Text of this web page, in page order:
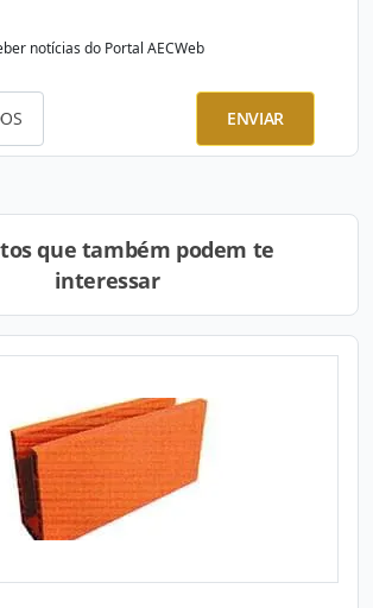
notícias do Portal AECWeb
ENVIAR
que também podem te
interessar